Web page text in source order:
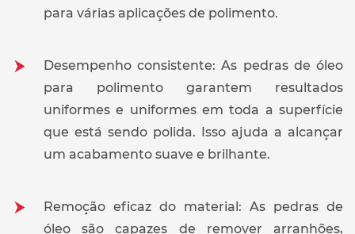
para várias aplicações de polimento.
Desempenho consistente: As pedras de óleo
para polimento garantem resultados
uniformes e uniformes em toda a superfície
que está sendo polida. Isso ajuda a alcançar
um acabamento suave e brilhante.
Remoção eficaz do material: As pedras de
óleo são capazes de remover arranhões,